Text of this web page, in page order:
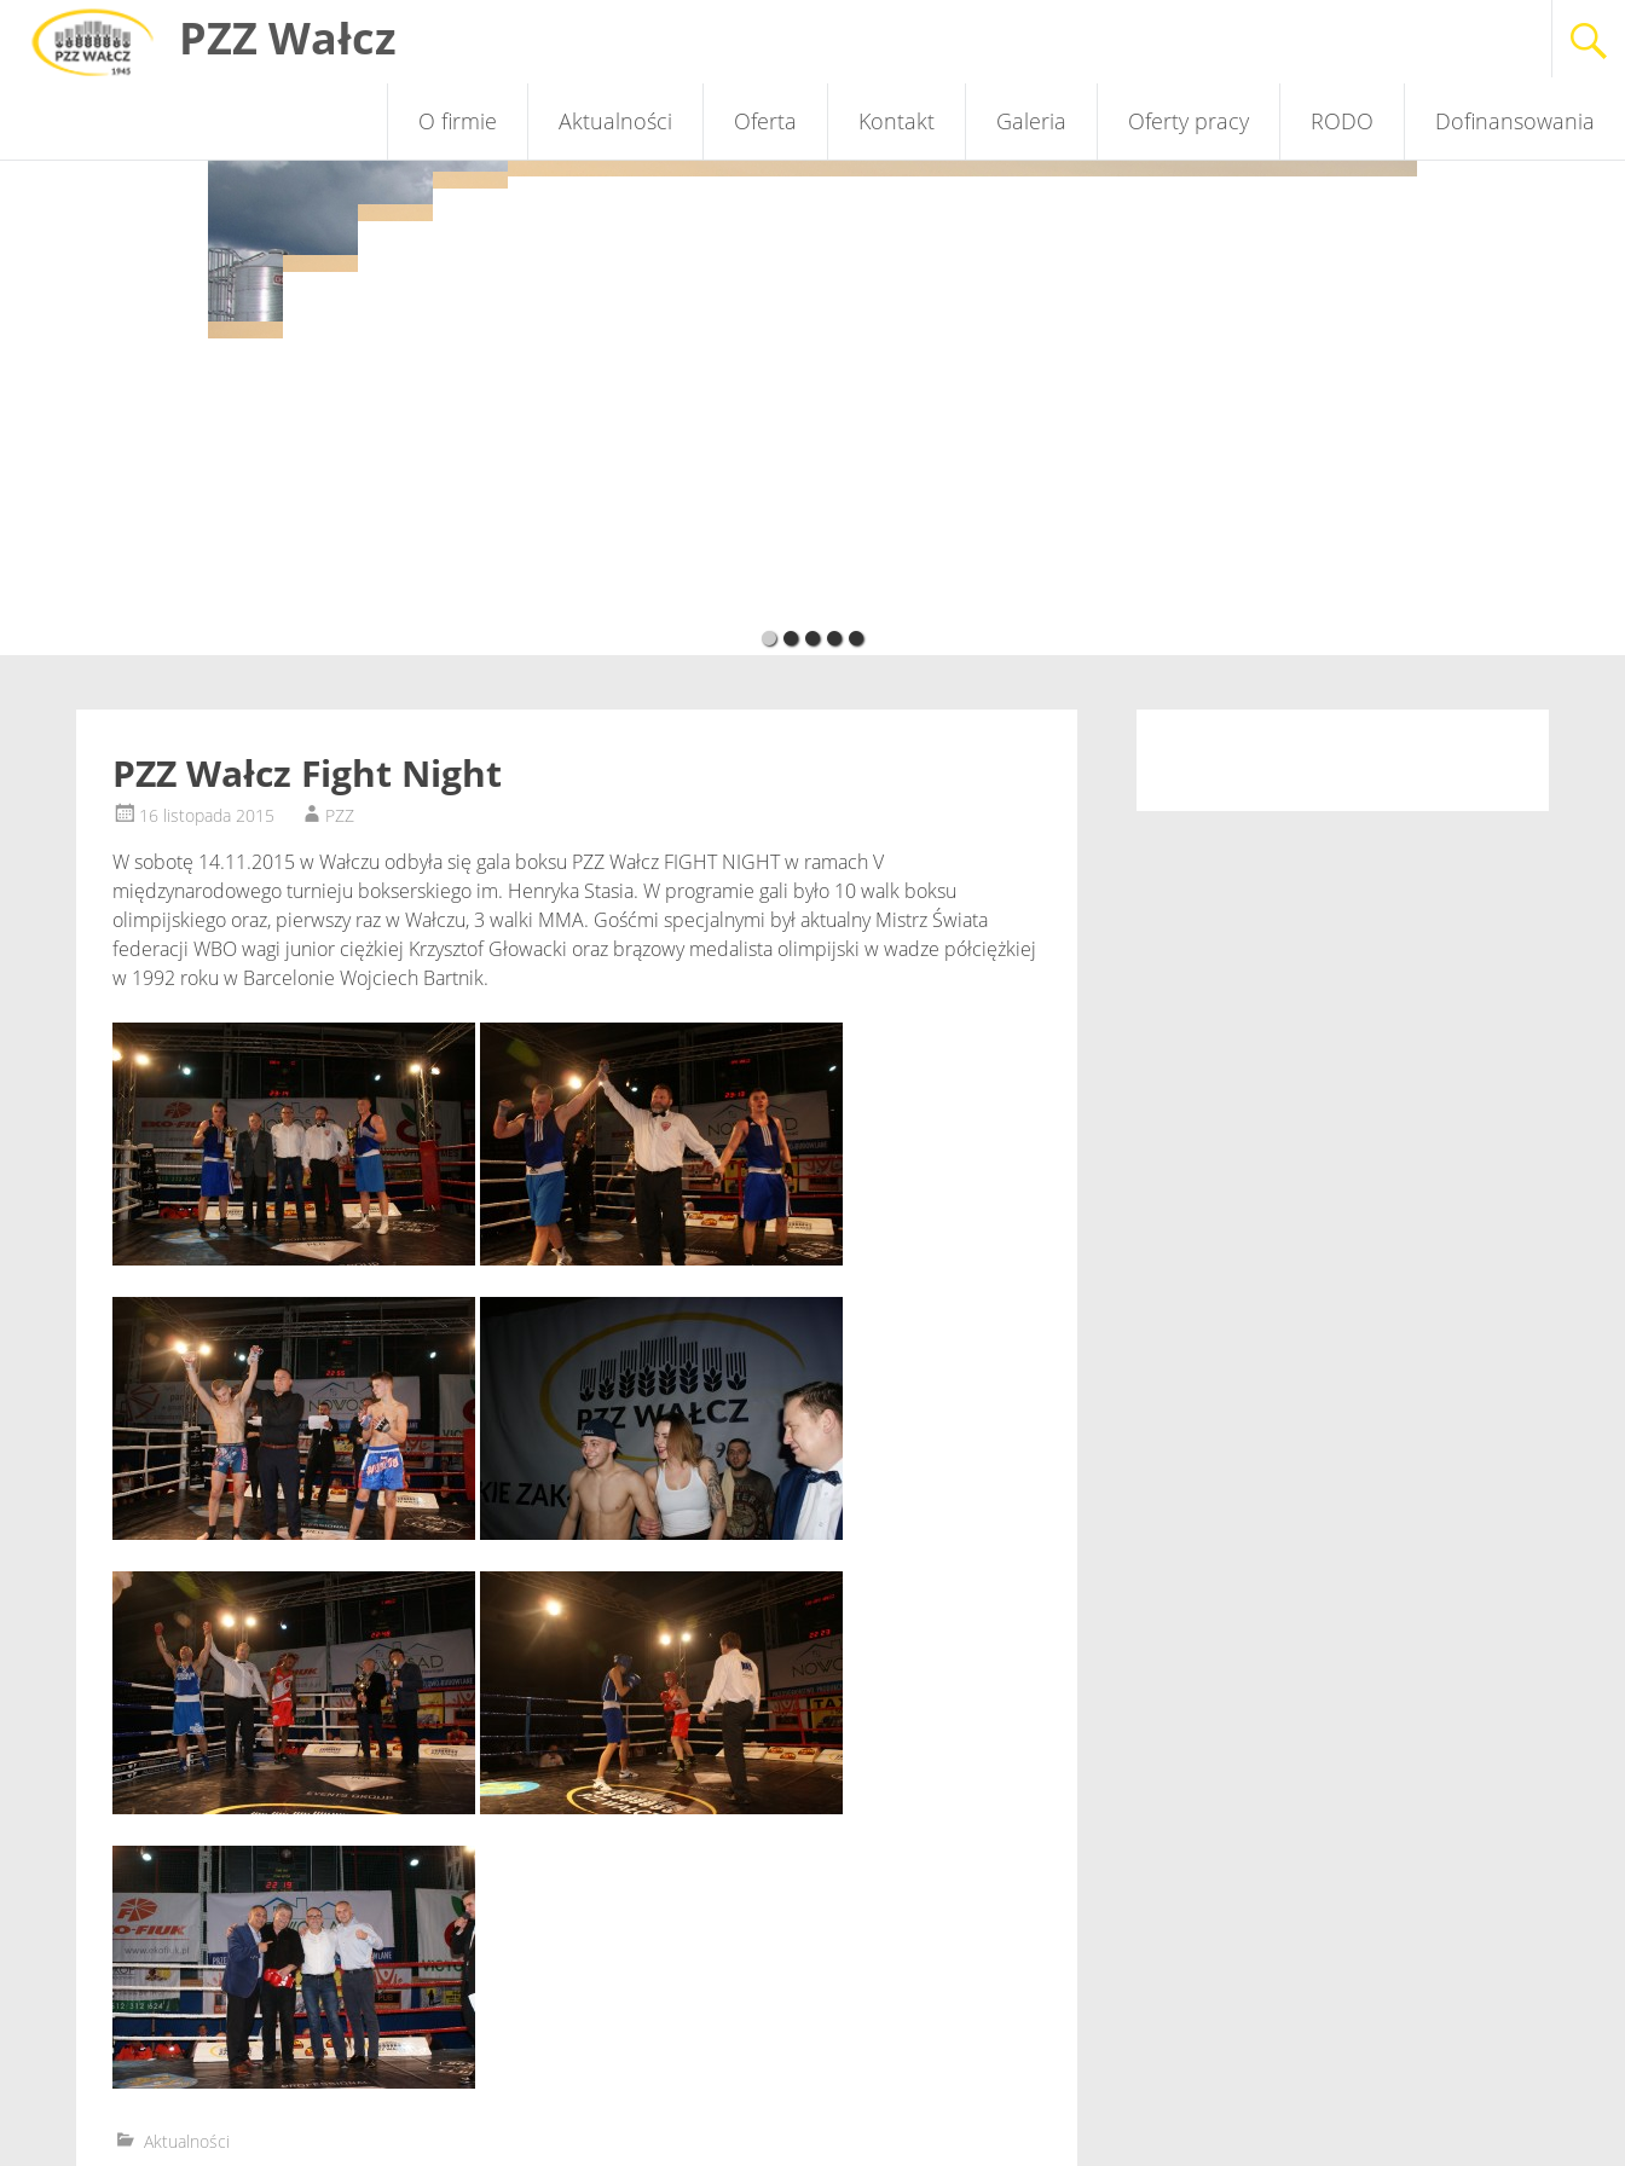
PZZ Wałcz
to
content
O firmie Aktualności Oferta Kontakt Galeria Oferty pracy RODO Dofinansowania
PZZ Wałcz Fight Night
16 listopada 2015 PZZ
W sobotę 14.11.2015 w Wałczu odbyła się gala boksu PZZ Wałcz FIGHT NIGHT w ramach V
międzynarodowego turnieju bokserskiego im. Henryka Stasia. W programie gali było 10 walk boksu
olimpijskiego oraz, pierwszy raz w Wałczu, 3 walki MMA. Gośćmi specjalnymi był aktualny Mistrz Świata
federacji WBO wagi junior ciężkiej Krzysztof Głowacki oraz brązowy medalista olimpijski w wadze półciężkiej
w 1992 roku w Barcelonie Wojciech Bartnik.
Aktualności